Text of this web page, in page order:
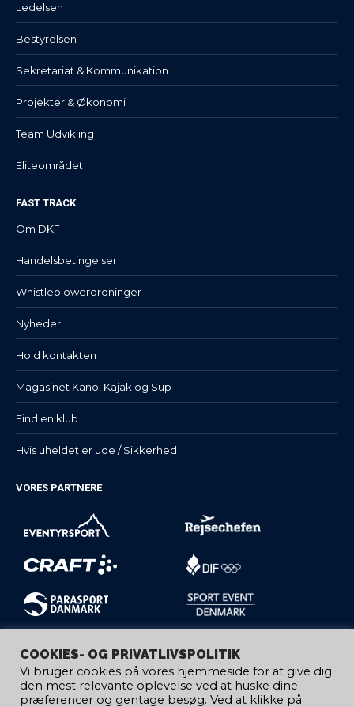
Ledelsen
Bestyrelsen
Sekretariat & Kommunikation
Projekter & Økonomi
Team Udvikling
Eliteområdet
FAST TRACK
Om DKF
Handelsbetingelser
Whistleblowerordninger
Nyheder
Hold kontakten
Magasinet Kano, Kajak og Sup
Find en klub
Hvis uheldet er ude / Sikkerhed
VORES PARTNERE
COOKIES- OG PRIVATLIVSPOLITIK
Vi bruger cookies på vores hjemmeside for at give dig
den mest relevante oplevelse ved at huske dine
præferencer og gentage besøg. Ved at klikke på